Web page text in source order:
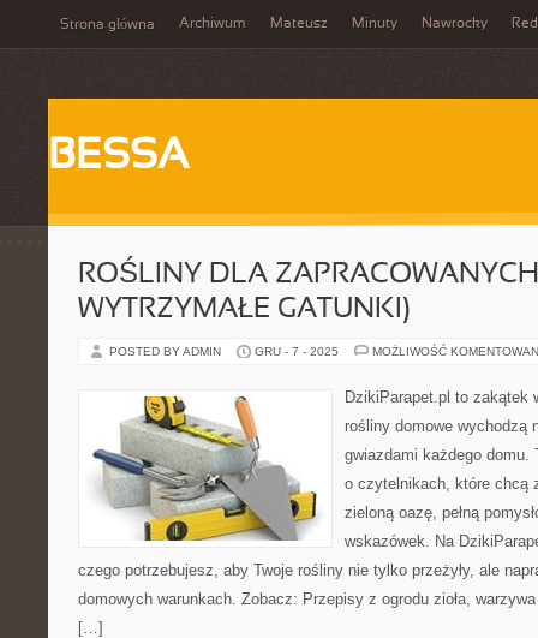
Strona główna Archiwum Mateusz Minuty Nawrocky
BESSA
ROŚLINY DLA
WYTRZYMAŁE GATUNKI)
POSTED BY ADMIN GRU - 7 - 2025 MOŻLIWOŚĆ
DzikiParapet.pl to zakątek
rośliny domowe wychodzą
gwiazdami każdego domu.
o czytelnikach, które chcą
zieloną oazę, pełną
wskazówek. Na
czego potrzebujesz, aby Twoje rośliny nie tylko przeżyły, ale
domowych warunkach. Zobacz: Przepisy z ogrodu zioła,
[…]